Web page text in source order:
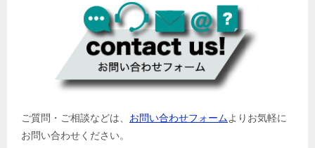
ご質問・ご相談などは、 お問い合わせフォームよりお気軽に
お問い合わせください。